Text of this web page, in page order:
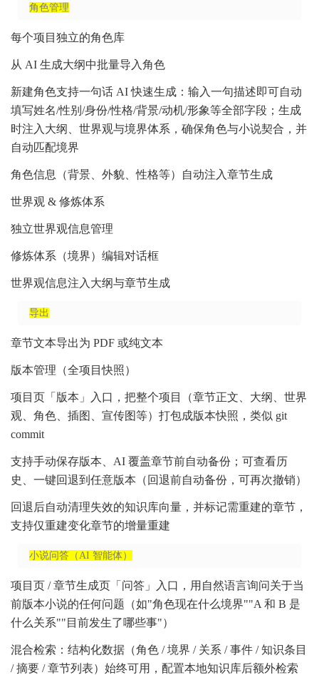
角色管理
每个项目独立的角色库
从 AI 生成大纲中批量导入角色
新建角色支持一句话 AI 快速生成：输入一句描述即可自动
填写姓名/性别/身份/性格/背景/动机/形象等全部字段；生成
时注入大纲、世界观与境界体系，确保角色与小说契合，并
自动匹配境界
角色信息（背景、外貌、性格等）自动注入章节生成
世界观 & 修炼体系
独立世界观信息管理
修炼体系（境界）编辑对话框
世界观信息注入大纲与章节生成
导出
章节文本导出为 PDF 或纯文本
版本管理（全项目快照）
项目页「版本」入口，把整个项目（章节正文、大纲、世界
观、角色、插图、宣传图等）打包成版本快照，类似 git
commit
支持手动保存版本、AI 覆盖章节前自动备份；可查看历
史、一键回退到任意版本（回退前自动备份，可再次撤销）
回退后自动清理失效的知识库向量，并标记需重建的章节，
支持仅重建变化章节的增量重建
小说问答（AI 智能体）
项目页 / 章节生成页「问答」入口，用自然语言询问关于当
前版本小说的任何问题（如"角色现在什么境界""A 和 B 是
什么关系""目前发生了哪些事"）
混合检索：结构化数据（角色 / 境界 / 关系 / 事件 / 知识条目
/ 摘要 / 章节列表）始终可用，配置本地知识库后额外检索